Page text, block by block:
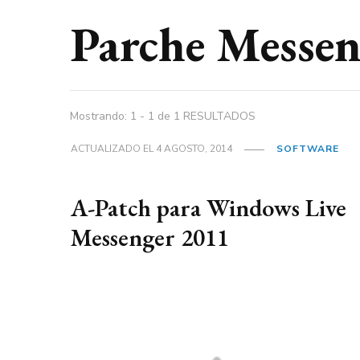
Parche
Mostrando: 1 - 1 de 1 RESULTADOS
ACTUALIZADO EL4 AGOSTO, 2014 SOFTWARE
A-Patch para Windows Live
Messenger 2011